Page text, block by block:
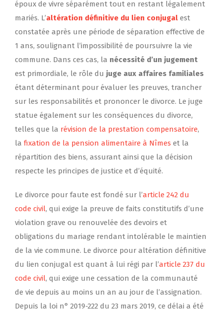
époux de vivre séparément tout en restant légalement
mariés. L’altération définitive du lien conjugal est
constatée après une période de séparation effective de
1 ans, soulignant l’impossibilité de poursuivre la vie
commune. Dans ces cas, la nécessité d’un jugement
est primordiale, le rôle du juge aux affaires familiales
étant déterminant pour évaluer les preuves, trancher
sur les responsabilités et prononcer le divorce. Le juge
statue également sur les conséquences du divorce,
telles que la révision de la prestation compensatoire,
la fixation de la pension alimentaire à Nîmes et la
répartition des biens, assurant ainsi que la décision
respecte les principes de justice et d’équité.
Le divorce pour faute est fondé sur l’article 242 du
code civil, qui exige la preuve de faits constitutifs d’une
violation grave ou renouvelée des devoirs et
obligations du mariage rendant intolérable le maintien
de la vie commune. Le divorce pour altération définitive
du lien conjugal est quant à lui régi par l’article 237 du
code civil, qui exige une cessation de la communauté
de vie depuis au moins un an au jour de l’assignation.
Depuis la loi n° 2019-222 du 23 mars 2019, ce délai a été